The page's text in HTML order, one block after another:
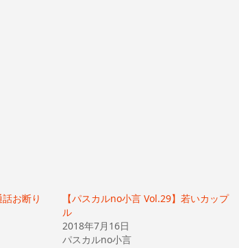
お断り
【パスカルno小言 Vol.29】若いカップ
ル
2018年7月16日
パスカルno小言